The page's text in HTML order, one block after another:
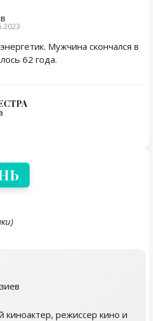
Мужчина скончался в
62 года.
киноактер, режиссер кино и